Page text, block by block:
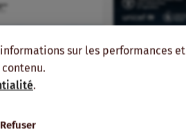
sur les performances et
.
Refuser